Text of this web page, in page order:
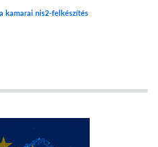
kamarai nis2-felkészítés